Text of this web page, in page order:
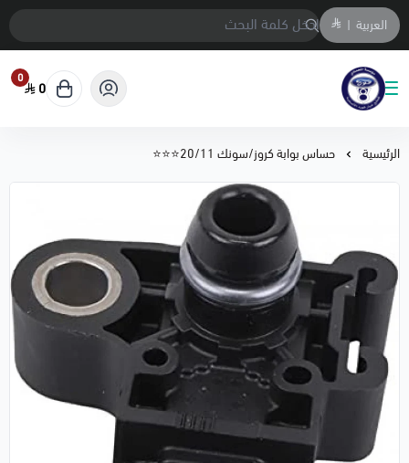
العربية |
متجر المحمادي لقطع السيارات
0
0
الرئيسية حساس بوابة كروز/سونك 20/11⭐⭐⭐